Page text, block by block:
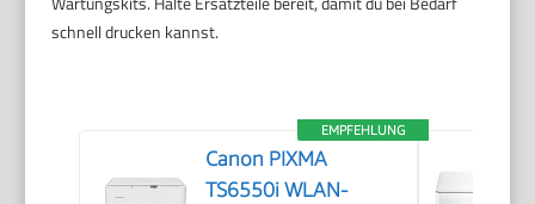
schnell drucken kannst.
EMPFEHLUNG
Canon PIXMA
TS6550i WLAN-